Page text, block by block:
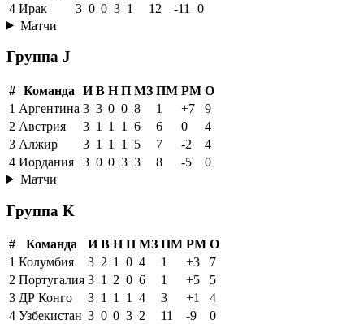
4 Ирак 3 0 0 3 1 12 -11
0
Матчи
Группа J
# Команда И В Н П МЗ ПМ РМ О
1 Аргентина 3 3 0 0 8 1 +7
9
2 Австрия 3 1 1 1 6 6 0
4
3 Алжир 3 1 1 1 5 7 -2
4
4 Иордания 3 0 0 3 3 8 -5
0
Матчи
Группа K
# Команда И В Н П МЗ ПМ РМ О
1 Колумбия 3 2 1 0 4 1 +3
7
2 Португалия 3 1 2 0 6 1 +5
5
3 ДР Конго 3 1 1 1 4 3 +1
4
4 Узбекистан 3 0 0 3 2 11 -9
0